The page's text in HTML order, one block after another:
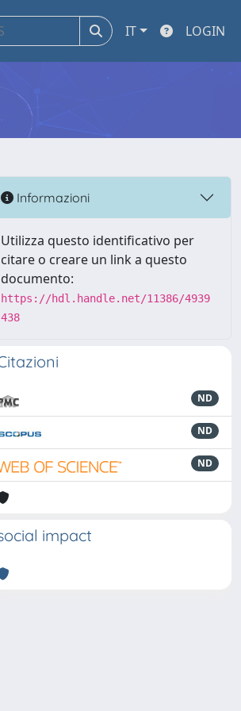
IT LOGIN
Informazioni
Utilizza questo identificativo per
citare o creare un link a questo
documento:
https://hdl.handle.net/11386/4939
438
ND
ND
ND
impact